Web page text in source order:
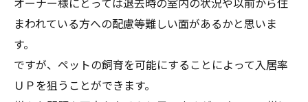
まわれている方への配慮等難しい面があるかと思いま
す。
ですが、ペットの飼育を可能にすることによって入居率
ＵＰを狙うことができます。